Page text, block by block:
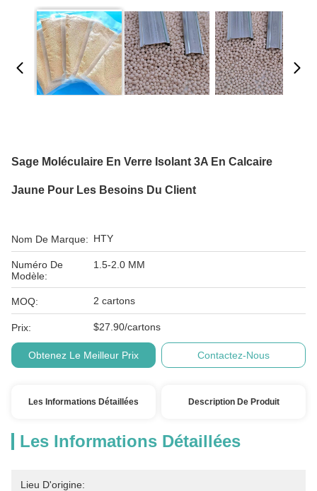
Sage Moléculaire En Verre Isolant 3A En Calcaire
Jaune Pour Les Besoins Du Client
Nom De Marque: HTY
Numéro De
Modèle:
1.5-2.0 MM
MOQ: 2 cartons
Prix: $27.90/cartons
Obtenez Le Meilleur Prix Contactez-Nous
Les Informations Détaillées Description De Produit
Les Informations Détaillées
Lieu D'origine: